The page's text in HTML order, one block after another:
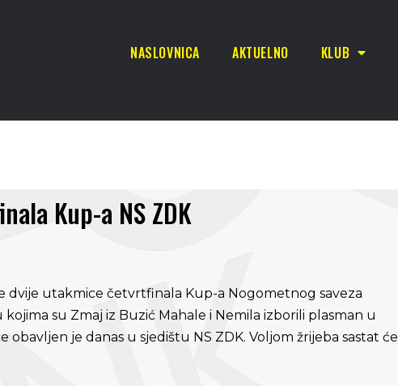
NASLOVNICA AKTUELNO KLUB
Kup-a NS ZDK
dvije utakmice četvrtfinala Kup-a Nogometnog saveza
su Zmaj iz Buzić Mahale i Nemila izborili plasman u
obavljen je danas u sjedištu NS ZDK. Voljom žrijeba sastat će